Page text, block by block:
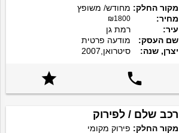
מקור החלק: מחודש/ משופץ
מחיר:
₪1800
עיר:
רמת גן
שם העסק:
מודעה פרטית
יצרן, שנה:
סיטרואן,2007


רכב שלם / לפירוק
מקור החלק: פירוק מקומי